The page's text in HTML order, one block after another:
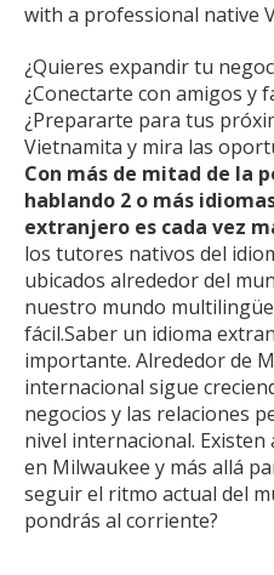
with a professional native
¿Quieres expandir tu
¿Conectarte con amigos y
¿Prepararte para tus
Vietnamita y mira las
Con más de mitad de la
hablando 2 o más
extranjero es cada vez
los tutores nativos del
ubicados alrededor del
nuestro mundo
fácil.Saber un idioma
importante. Alrededor de
internacional sigue
negocios y las relaciones
nivel internacional.
en Milwaukee y más allá
seguir el ritmo actual del
pondrás al corriente?